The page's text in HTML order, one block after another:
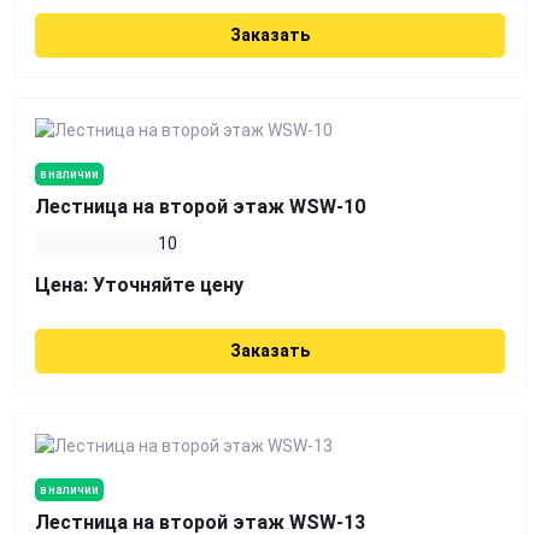
Заказать
в наличии
Лестница на второй этаж WSW-10
10
Цена: Уточняйте цену
Заказать
в наличии
Лестница на второй этаж WSW-13